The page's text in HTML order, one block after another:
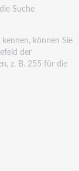
Suche
können Sie
der
z. B. 255 für die